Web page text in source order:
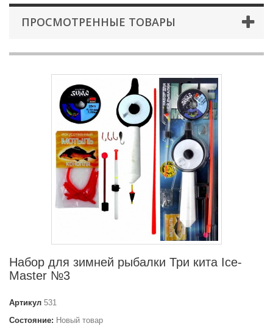
ПРОСМОТРЕННЫЕ ТОВАРЫ
Набор для зимней рыбалки Три кита Ice-
Master №3
Артикул 531
Состояние: Новый товар